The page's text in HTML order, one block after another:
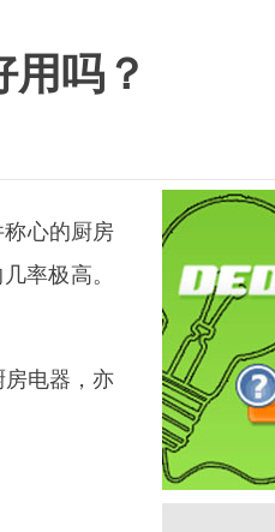
吗？
称心的厨房
率极高。
电器，亦